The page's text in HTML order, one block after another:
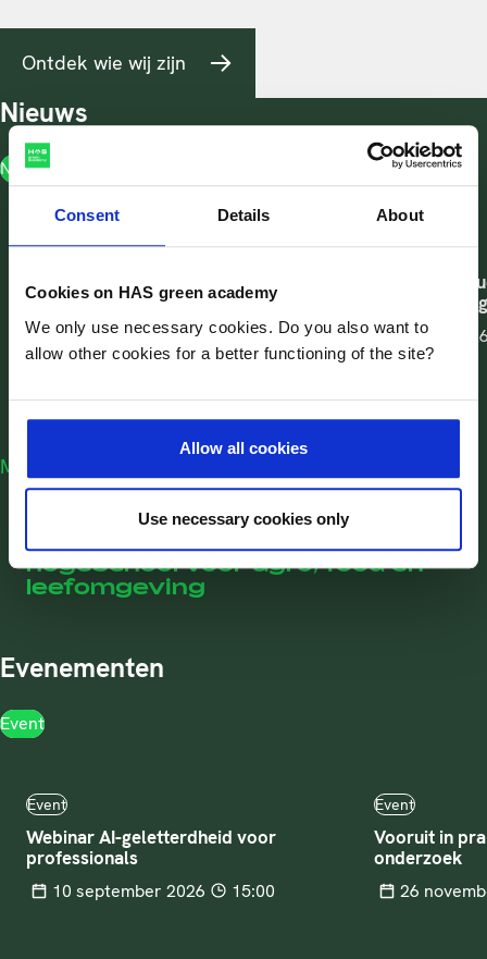
Consent Details About
Cookies on HAS green academy
We only use necessary cookies. Do you also want to
allow other cookies for a better functioning of the site?
Allow all cookies
Use necessary cookies only
Ontdek wie wij zijn
Nieuws
Nieuws
Nieuws
Bedrijfskundige opleiding voor
professionals op masterniveau
Datum21-07-2026
Eerste Ad-
Datum13-07-
Meer HAS nieuws
HAS green academy is dé
hogeschool voor agro, food en
leefomgeving
Evenementen
Event
Event
Webinar AI-geletterdheid voor
professionals
Datum10 september 2026 Tijd 15:00
Event
Vooruit in
onderzoek
Datum
26